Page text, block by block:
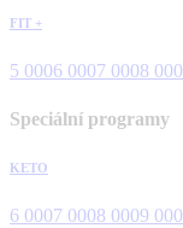
FIT +
5 0006 0007 0008 000
Speciální programy
KETO
6 0007 0008 0009 000